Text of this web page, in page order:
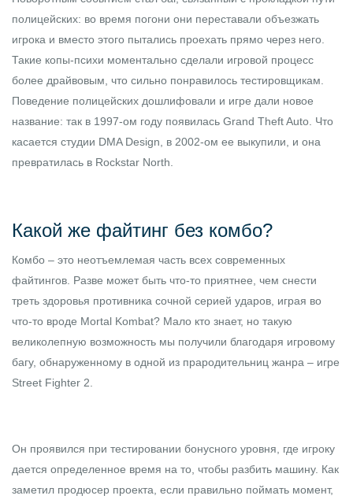
полицейских: во время погони они переставали объезжать
игрока и вместо этого пытались проехать прямо через него.
Такие копы-психи моментально сделали игровой процесс
более драйвовым, что сильно понравилось тестировщикам.
Поведение полицейских дошлифовали и игре дали новое
название: так в 1997-ом году появилась Grand Theft Auto. Что
касается студии DMA Design, в 2002-ом ее выкупили, и она
превратилась в Rockstar North.
Какой же файтинг без комбо?
Комбо – это неотъемлемая часть всех современных
файтингов. Разве может быть что-то приятнее, чем снести
треть здоровья противника сочной серией ударов, играя во
что-то вроде Mortal Kombat? Мало кто знает, но такую
великолепную возможность мы получили благодаря игровому
багу, обнаруженному в одной из прародительниц жанра – игре
Street Fighter 2.
Он проявился при тестировании бонусного уровня, где игроку
дается определенное время на то, чтобы разбить машину. Как
заметил продюсер проекта, если правильно поймать момент,